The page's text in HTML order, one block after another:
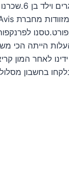
בהרכב של 5
הייתה הכי
לאחר המון
בחשבון